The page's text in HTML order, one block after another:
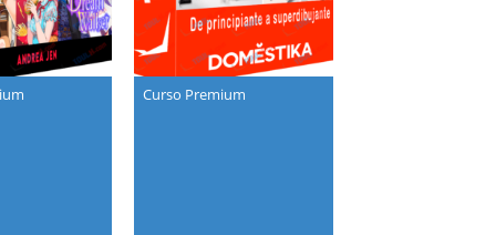
Curso Premium